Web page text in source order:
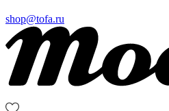
shop@tofa.ru